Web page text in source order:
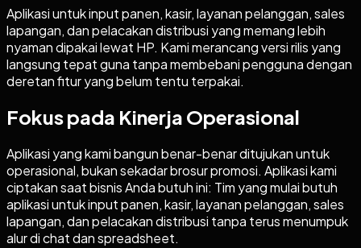
Aplikasi untuk input panen, kasir, layanan pelanggan, sales
lapangan, dan pelacakan distribusi yang memang lebih
nyaman dipakai lewat HP. Kami merancang versi rilis yang
langsung tepat guna tanpa membebani pengguna dengan
deretan fitur yang belum tentu terpakai.
Fokus pada Kinerja Operasional
Aplikasi yang kami bangun benar-benar ditujukan untuk
operasional, bukan sekadar brosur promosi. Aplikasi kami
ciptakan saat bisnis Anda butuh ini: Tim yang mulai butuh
aplikasi untuk input panen, kasir, layanan pelanggan, sales
lapangan, dan pelacakan distribusi tanpa terus menumpuk
alur di chat dan spreadsheet.